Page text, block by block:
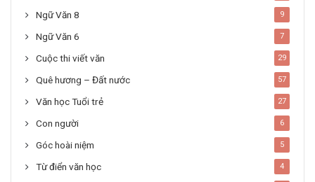
Ngữ Văn 8 9
Ngữ Văn 6 7
Cuộc thi viết văn 29
Quê hương – Đất nước 57
Văn học Tuổi trẻ 27
Con người 6
Góc hoài niệm 5
Từ điển văn học 4